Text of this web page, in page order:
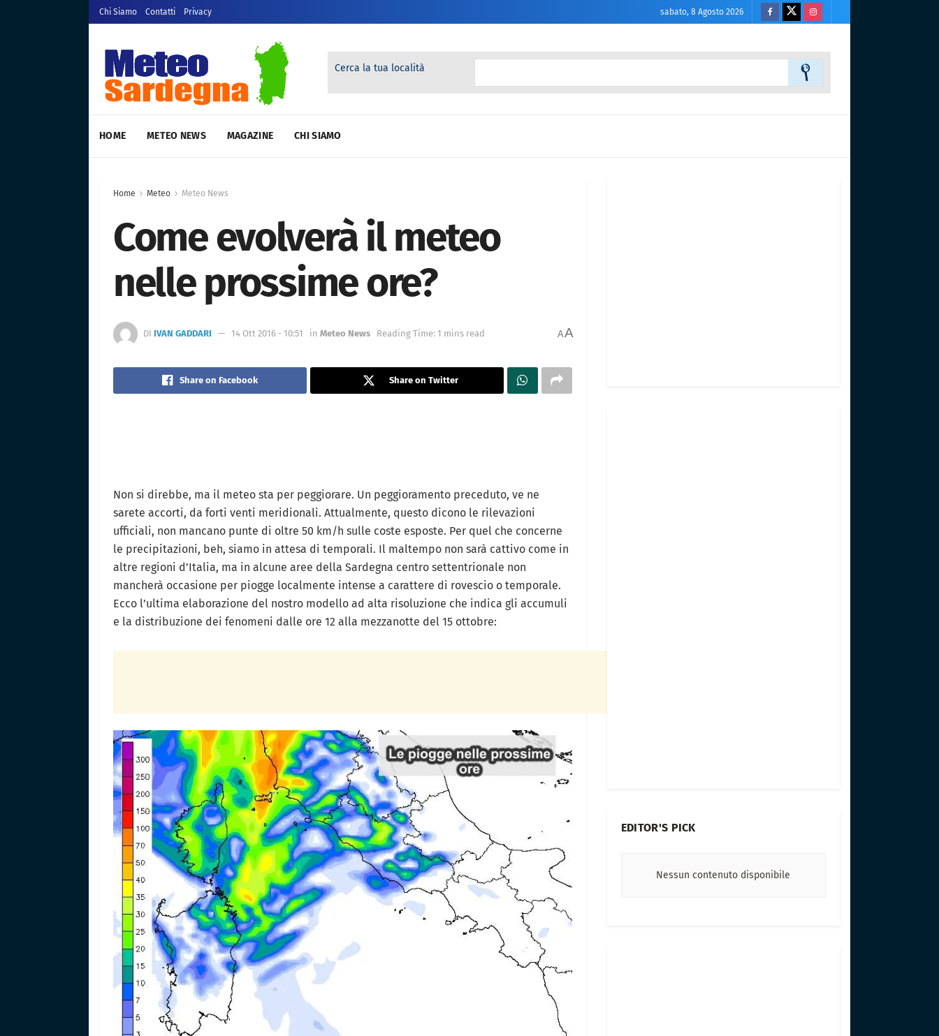
Chi Siamo Contatti Privacy sabato, 8 Agosto 2026
Cerca la tua località
HOME METEO NEWS MAGAZINE CHI SIAMO
Home Meteo Meteo News
Come evolverà il meteo
nelle prossime ore?
DI IVAN GADDARI 14 Ott 2016 - 10:51 in Meteo News Reading Time: 1 mins read AA
Share on Facebook Share on Twitter
Non si direbbe, ma il meteo sta per peggiorare. Un peggioramento preceduto, ve ne
sarete accorti, da forti venti meridionali. Attualmente, questo dicono le rilevazioni
ufficiali, non mancano punte di oltre 50 km/h sulle coste esposte. Per quel che concerne
le precipitazioni, beh, siamo in attesa di temporali. Il maltempo non sarà cattivo come in
altre regioni d’Italia, ma in alcune aree della Sardegna centro settentrionale non
mancherà occasione per piogge localmente intense a carattere di rovescio o temporale.
Ecco l’ultima elaborazione del nostro modello ad alta risoluzione che indica gli accumuli
e la distribuzione dei fenomeni dalle ore 12 alla mezzanotte del 15 ottobre:
EDITOR'S PICK
Nessun contenuto disponibile